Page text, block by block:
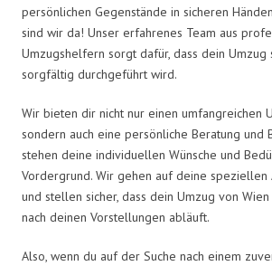
persönlichen Gegenstände in sicheren
sind wir da! Unser erfahrenes Team aus
Umzugshelfern sorgt dafür, dass dein Umzug
sorgfältig durchgeführt wird.
Wir bieten dir nicht nur einen umfangreichen
sondern auch eine persönliche Beratung und
stehen deine individuellen Wünsche und
Vordergrund. Wir gehen auf deine speziellen
und stellen sicher, dass dein Umzug von
nach deinen Vorstellungen abläuft.
Also, wenn du auf der Suche nach einem